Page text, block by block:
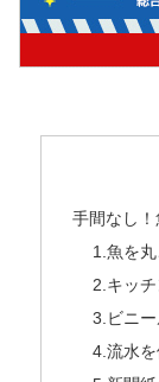
手間なし
1.魚を
2.キッ
3.ビニ
4.流水